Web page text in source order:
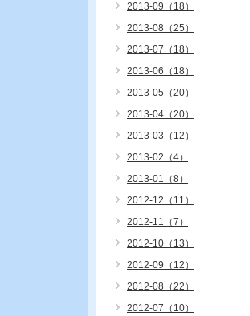
2013-09（18）
2013-08（25）
2013-07（18）
2013-06（18）
2013-05（20）
2013-04（20）
2013-03（12）
2013-02（4）
2013-01（8）
2012-12（11）
2012-11（7）
2012-10（13）
2012-09（12）
2012-08（22）
2012-07（10）